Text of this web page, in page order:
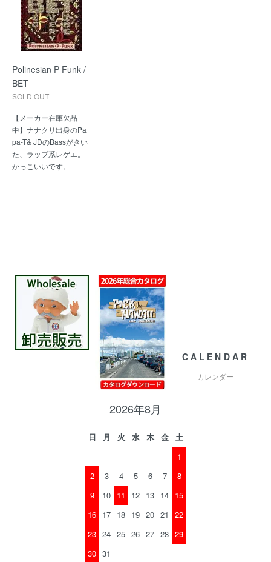
Polinesian P Funk /
BET
SOLD OUT
【メーカー在庫欠品
中】ナナクリ出身のPa
pa-T& JDのBassがきい
た、ラップ系レゲエ。
かっこいいです。
CALENDAR
カレンダー
2026年8月
日 月 火 水 木 金
土
1
2
3 4 5 6 7
8
9
10 11 12 13 14 15
16 17 18 19 20 21
22
23 24 25 26 27 28 29
30 31